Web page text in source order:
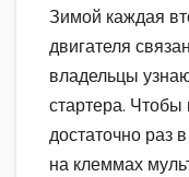
Зимой каждая
двигателя
владельцы
стартера. Чтобы
достаточно раз
на клеммах